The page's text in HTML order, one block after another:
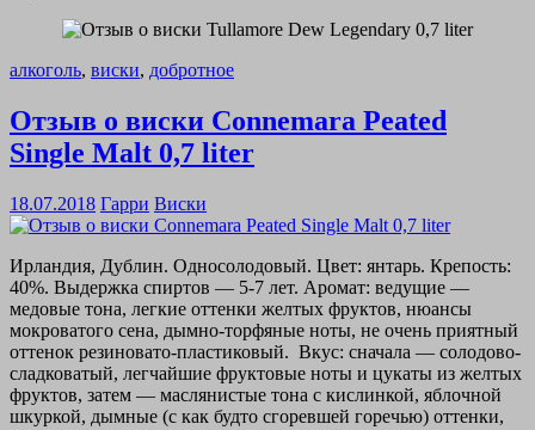
алкоголь, виски, добротное
Отзыв о виски Connemara Peated
Single Malt 0,7 liter
18.07.2018 Гарри Виски
Ирландия, Дублин. Односолодовый. Цвет: янтарь. Крепость:
40%. Выдержка спиртов — 5-7 лет. Аромат: ведущие —
медовые тона, легкие оттенки желтых фруктов, нюансы
мокроватого сена, дымно-торфяные ноты, не очень приятный
оттенок резиновато-пластиковый. Вкус: сначала — солодово-
сладковатый, легчайшие фруктовые ноты и цукаты из желтых
фруктов, затем — маслянистые тона с кислинкой, яблочной
шкуркой, дымные (с как будто сгоревшей горечью) оттенки,